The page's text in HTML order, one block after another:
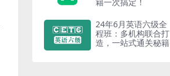
籍一次搞定！
24年6月英语六级全
程班：多机构联合打
造，一站式通关秘籍